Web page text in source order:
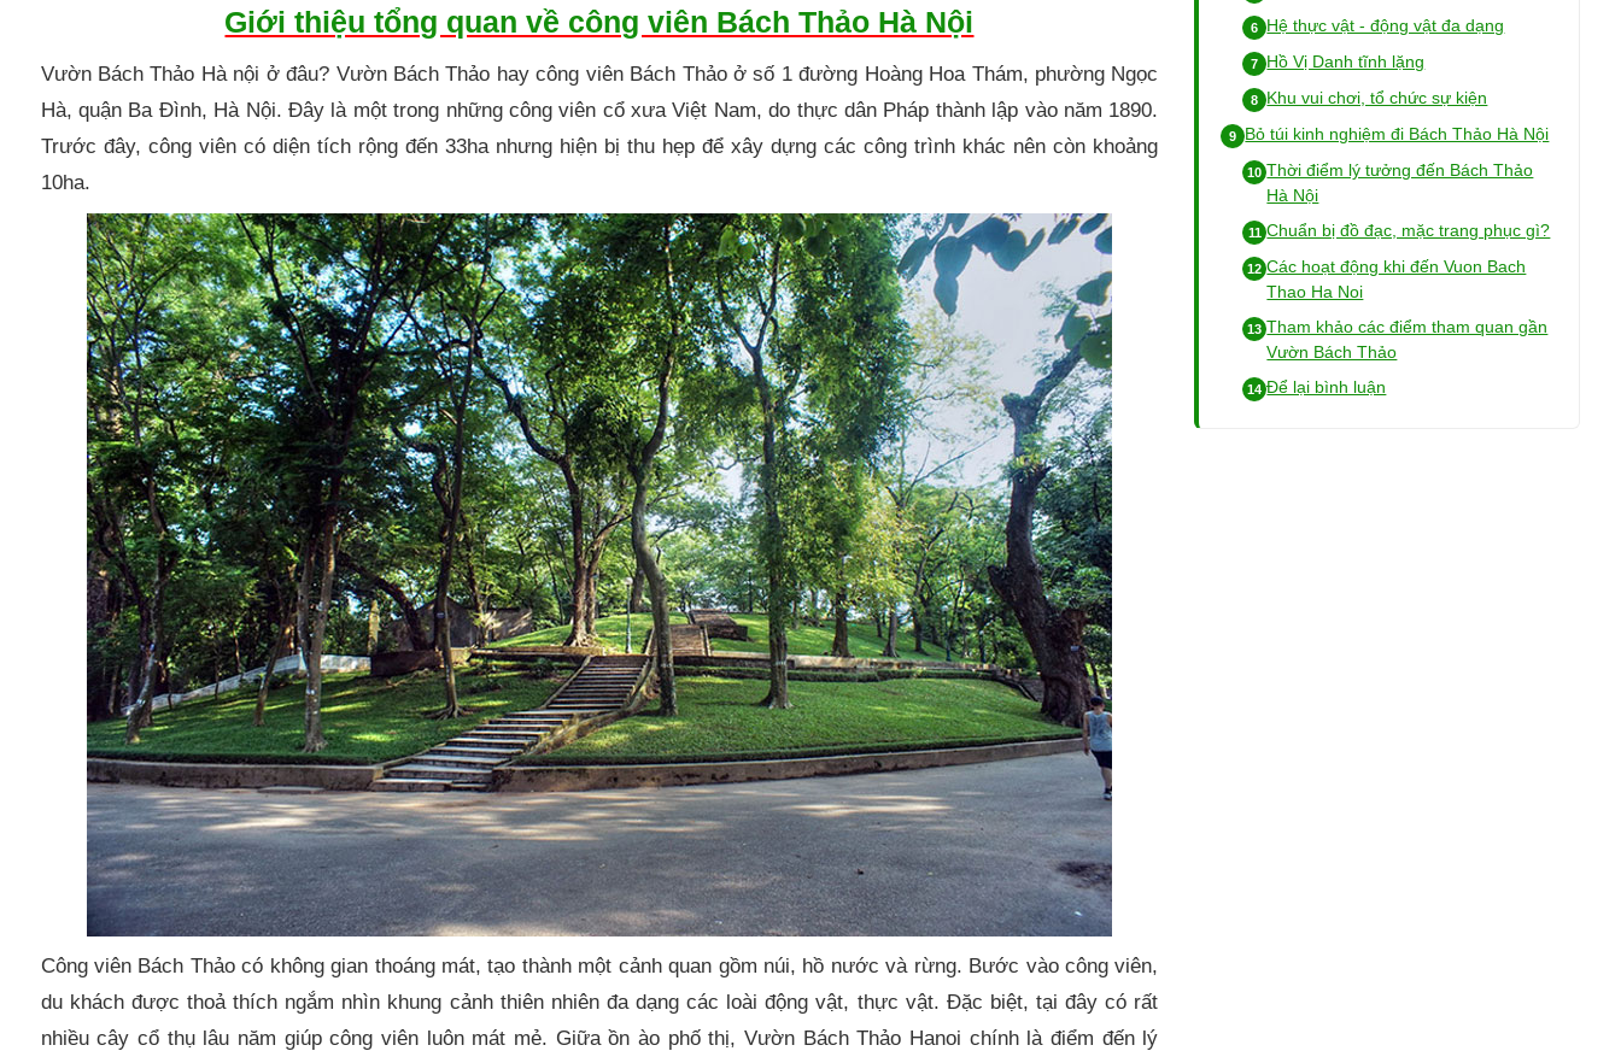
Giới thiệu tổng quan về công viên Bách Thảo Hà Nội
Vườn Bách Thảo Hà nội ở đâu? Vườn Bách Thảo hay công viên Bách Thảo ở số 1 đường Hoàng Hoa Thám, phường Ngọc
Hà, quận Ba Đình, Hà Nội. Đây là một trong những công viên cổ xưa Việt Nam, do thực dân Pháp thành lập vào năm 1890.
Trước đây, công viên có diện tích rộng đến 33ha nhưng hiện bị thu hẹp để xây dựng các công trình khác nên còn khoảng
10ha.
Công viên Bách Thảo có không gian thoáng mát, tạo thành một cảnh quan gồm núi, hồ nước và rừng. Bước vào công viên,
du khách được thoả thích ngắm nhìn khung cảnh thiên nhiên đa dạng các loài động vật, thực vật. Đặc biệt, tại đây có rất
nhiều cây cổ thụ lâu năm giúp công viên luôn mát mẻ. Giữa ồn ào phố thị, Vườn Bách Thảo Hanoi chính là điểm đến lý
Hệ thực vật - động vật đa dạng
Hồ Vị Danh tĩnh lặng
Khu vui chơi, tổ chức sự kiện
Bỏ túi kinh nghiệm đi Bách Thảo Hà Nội
Thời điểm lý tưởng đến Bách Thảo
Hà Nội
Chuẩn bị đồ đạc, mặc trang phục gì?
Các hoạt động khi đến Vuon Bach
Thao Ha Noi
Tham khảo các điểm tham quan gần
Vườn Bách Thảo
Để lại bình luận